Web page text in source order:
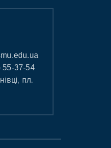
55-37-54
пл.